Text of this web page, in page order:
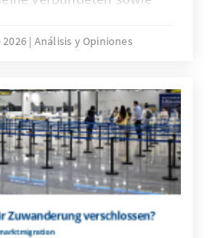
vor neue
bei diesen
zugleich eine
es einer KI-Strategie,
gezielt
von KI nach
aktiv nutzt, um effizient
2026 Análisis y Opiniones